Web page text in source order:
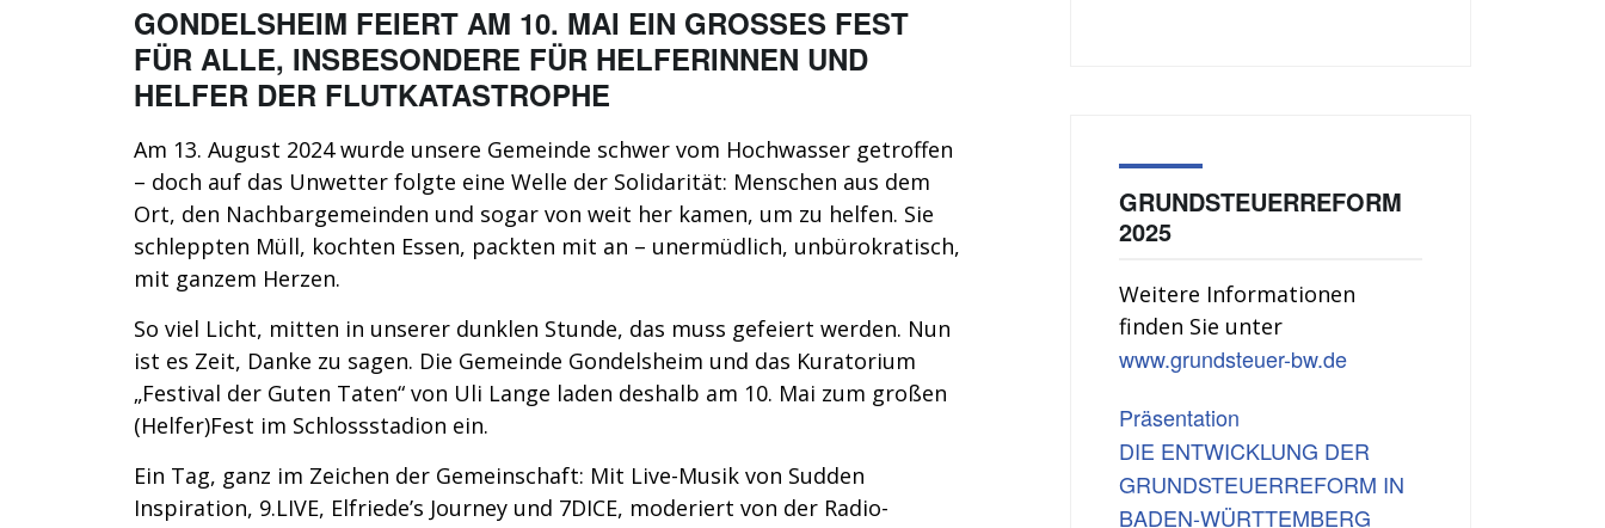
GONDELSHEIM FEIERT AM 10. MAI EIN GROSSES FEST F
ÜR ALLE, INSBESONDERE FÜR HELFERINNEN UND H
ELFER DER FLUTKATASTROPHE
Am 13. August 2024 wurde unsere Gemeinde schwer vom Hochwasser getroffen
– doch auf das Unwetter folgte eine Welle der Solidarität: Menschen aus dem
Ort, den Nachbargemeinden und sogar von weit her kamen, um zu helfen. Sie
schleppten Müll, kochten Essen, packten mit an – unermüdlich, unbürokratisch,
mit ganzem Herzen.
So viel Licht, mitten in unserer dunklen Stunde, das muss gefeiert werden. Nun
ist es Zeit, Danke zu sagen. Die Gemeinde Gondelsheim und das Kuratorium
„Festival der Guten Taten“ von Uli Lange laden deshalb am 10. Mai zum großen
(Helfer)Fest im Schlossstadion ein.
Ein Tag, ganz im Zeichen der Gemeinschaft: Mit Live-Musik von Sudden
Inspiration, 9.LIVE, Elfriede’s Journey und 7DICE, moderiert von der Radio-
GRUNDSTEUERREFORM
2025
Weitere Informationen
finden Sie unter
www.grundsteuer-bw.de
Präsentation
DIE ENTWICKLUNG DER
GRUNDSTEUERREFORM IN
BADEN-WÜRTTEMBERG